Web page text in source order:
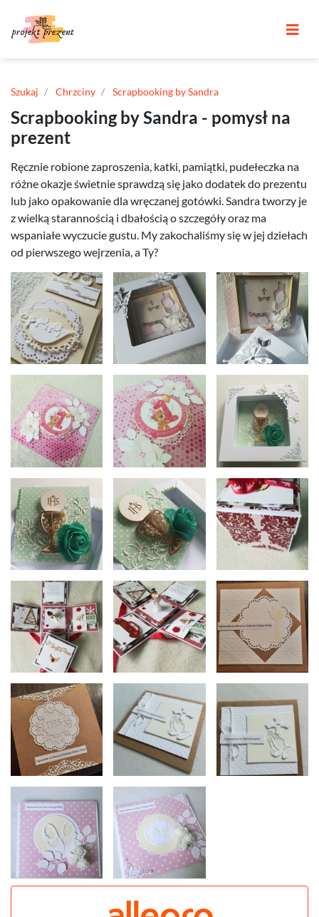
Szukaj Chrzciny Scrapbooking by Sandra
Scrapbooking by Sandra - pomysł na
prezent
Ręcznie robione zaproszenia, katki, pamiątki, pudełeczka na
różne okazje świetnie sprawdzą się jako dodatek do prezentu
lub jako opakowanie dla wręczanej gotówki. Sandra tworzy je
z wielką starannością i dbałością o szczegóły oraz ma
wspaniałe wyczucie gustu. My zakochaliśmy się w jej dziełach
od pierwszego wejrzenia, a Ty?